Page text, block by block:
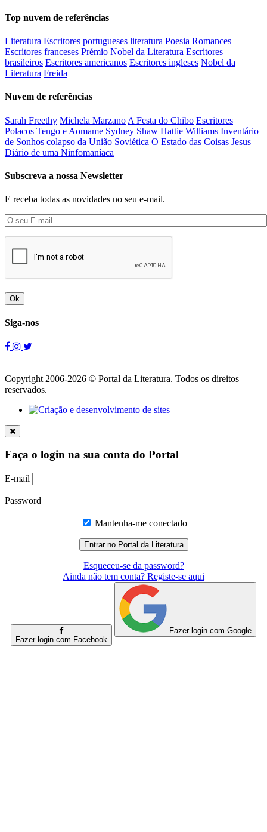
Top nuvem de referências
Literatura Escritores portugueses literatura Poesia Romances
Escritores franceses Prémio Nobel da Literatura Escritores
brasileiros Escritores americanos Escritores ingleses Nobel da
Literatura Freida
Nuvem de referências
Sarah Freethy Michela Marzano A Festa do Chibo Escritores
Polacos Tengo e Aomame Sydney Shaw Hattie Williams Inventário
de Sonhos colapso da União Soviética O Estado das Coisas Jesus
Diário de uma Ninfomaníaca
Subscreva a nossa Newsletter
E receba todas as novidades no seu e-mail.
Ok
Siga-nos
Copyright 2006-2026 © Portal da Literatura. Todos os direitos
reservados.
Faça o login na sua conta do Portal
E-mail
Password
Mantenha-me conectado
Esqueceu-se da password?
Ainda não tem conta? Registe-se aqui
Fazer login com Facebook
Fazer login com Google